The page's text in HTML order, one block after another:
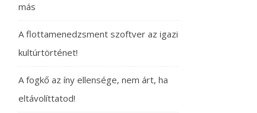
más
A flottamenedzsment szoftver az igazi
kultúrtörténet!
A fogkő az íny ellensége, nem árt, ha
eltávolíttatod!